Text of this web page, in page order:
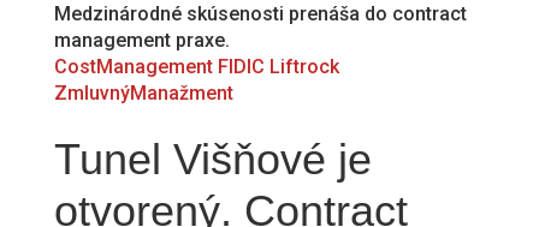
Medzinárodné skúsenosti prenáša do contract
management praxe.
CostManagement FIDIC Liftrock
ZmluvnýManažment
Tunel Višňové je
otvorený. Contract